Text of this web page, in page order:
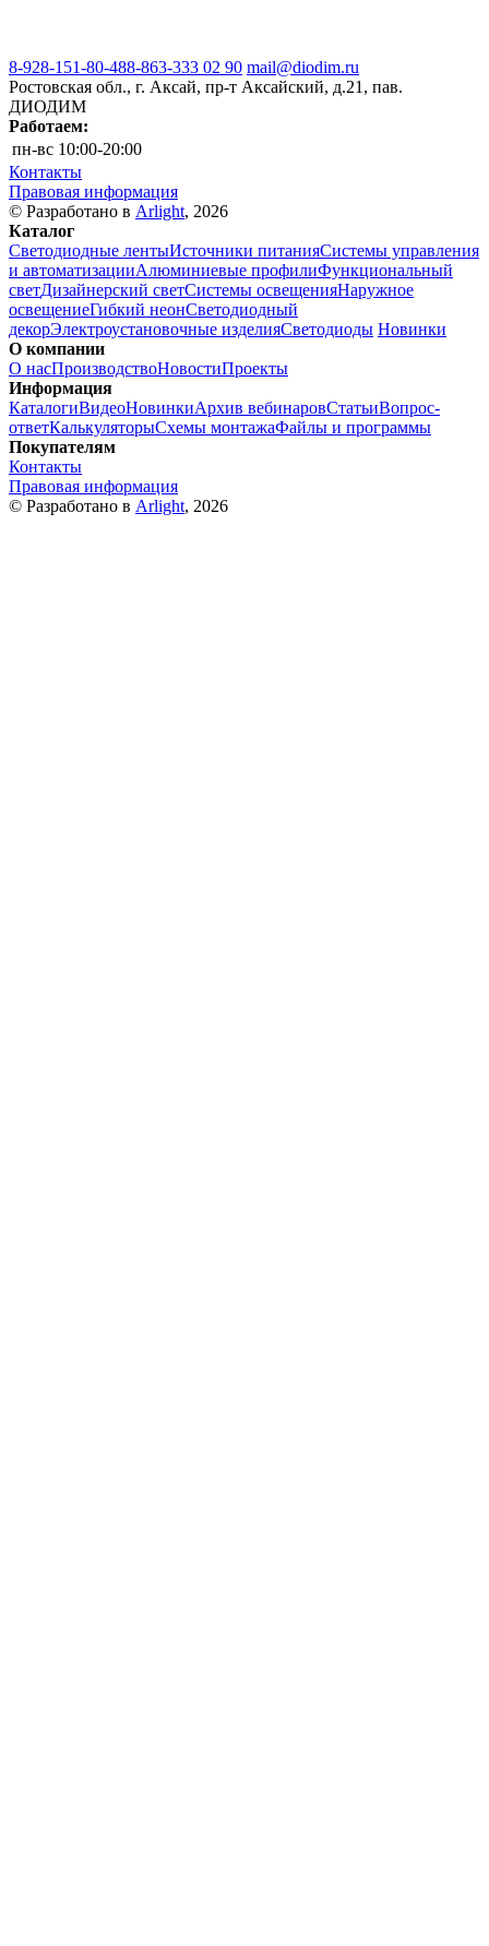
8-928-151-80-488-863-333 02 90 mail@diodim.ru
Ростовская обл., г. Аксай, пр-т Аксайский, д.21, пав.
ДИОДИМ
Работаем:
пн-вс 10:00-20:00
Контакты
Правовая информация
© Разработано в Arlight, 2026
Каталог
Светодиодные лентыИсточники питанияСистемы управления
и автоматизацииАлюминиевые профилиФункциональный
светДизайнерский светСистемы освещенияНаружное
освещениеГибкий неонСветодиодный
декорЭлектроустановочные изделияСветодиоды Новинки
О компании
О насПроизводствоНовостиПроекты
Информация
КаталогиВидеоНовинкиАрхив вебинаровСтатьиВопрос-
ответКалькуляторыСхемы монтажаФайлы и программы
Покупателям
Контакты
Правовая информация
© Разработано в Arlight, 2026